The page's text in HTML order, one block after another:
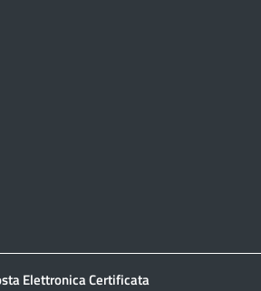
Elettronica Certificata